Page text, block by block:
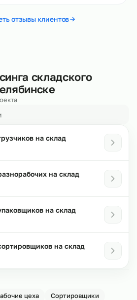
отзывы клиентов
складского
на склад
на склад
на склад
на склад
цеха
Сортировщики